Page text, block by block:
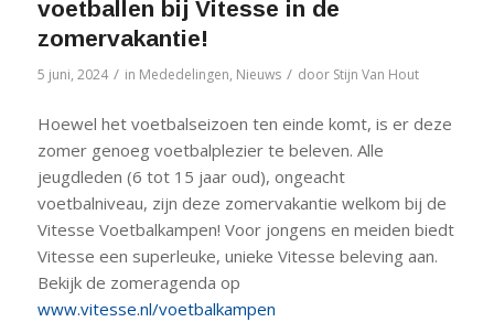
voetballen bij Vitesse in de
zomervakantie!
5 juni, 2024 / in Mededelingen, Nieuws / door Stijn Van Hout
Hoewel het voetbalseizoen ten einde komt, is er deze
zomer genoeg voetbalplezier te beleven. Alle
jeugdleden (6 tot 15 jaar oud), ongeacht
voetbalniveau, zijn deze zomervakantie welkom bij de
Vitesse Voetbalkampen! Voor jongens en meiden biedt
Vitesse een superleuke, unieke Vitesse beleving aan.
Bekijk de zomeragenda op
www.vitesse.nl/voetbalkampen